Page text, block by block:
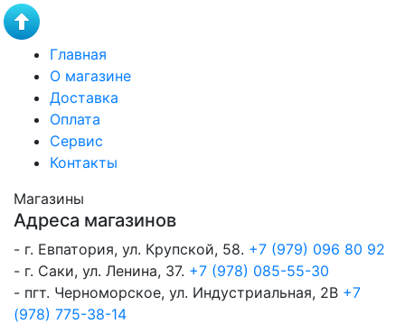
Главная
О магазине
Доставка
Оплата
Сервис
Контакты
Магазины
Адреса магазинов
- г. Евпатория, ул. Крупской, 58. +7 (979) 096 80 92
- г. Саки, ул. Ленина, 37. +7 (978) 085-55-30
- пгт. Черноморское, ул. Индустриальная, 2В +7
(978) 775-38-14